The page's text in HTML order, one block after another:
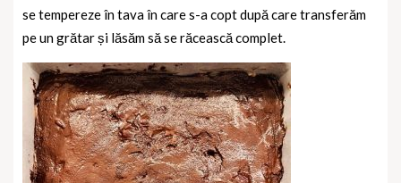
se tempereze în tava în care s-a copt după care transferăm
pe un grătar și lăsăm să se răcească complet.